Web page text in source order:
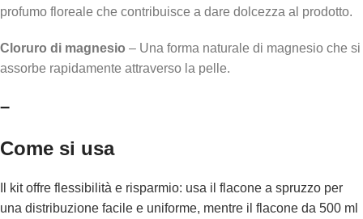
profumo floreale che contribuisce a dare dolcezza al prodotto.
Cloruro di magnesio – Una forma naturale di magnesio che si
assorbe rapidamente attraverso la pelle.
–
Come si usa
Il kit offre flessibilità e risparmio: usa il flacone a spruzzo per
una distribuzione facile e uniforme, mentre il flacone da 500 ml